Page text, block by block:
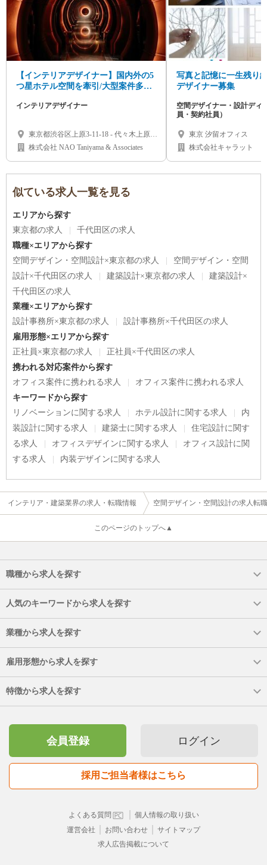
【インテリアデザイナー】国内外の5
つ星ホテル空間を牽引/大型案件多数/
インテリアデザイナー
東京都渋谷区上原3-11-18 - 代々木上原徒
歩5分 -
株式会社 NAO Taniyama & Associates
写真と記憶に一生残り
デザイナー募集
空間デザイナー・設計ディ
員・契約社員）
東京 汐留オフィス
株式会社キャラット
似ている求人一覧を見る
エリアから探す
東京都の求人
千代田区の求人
職種×エリアから探す
空間デザイン・空間設計×東京都の求人
空間デザイン・空間
設計×千代田区の求人
建築設計×東京都の求人
建築設計×
千代田区の求人
業種×エリアから探す
設計事務所×東京都の求人
設計事務所×千代田区の求人
雇用形態×エリアから探す
正社員×東京都の求人
正社員×千代田区の求人
携われる対応案件から探す
オフィス案件に携われる求人
オフィス案件に携われる求人
キーワードから探す
リノベーションに関する求人
ホテル設計に関する求人
内
装設計に関する求人
建築士に関する求人
住宅設計に関す
る求人
オフィスデザインに関する求人
オフィス設計に関
する求人
内装デザインに関する求人
インテリア・建築業界の求人・転職情報 空間デザイン・空間設計の求人転
このページのトップへ▲
職種から求人を探す
人気のキーワードから求人を探す
業種から求人を探す
雇用形態から求人を探す
特徴から求人を探す
会員登録 ログイン
採用ご担当者様はこちら
よくある質問
個人情報の取り扱い
運営会社
お問い合わせ
サイトマップ
求人広告掲載について